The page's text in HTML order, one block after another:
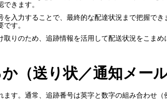
きます。
入力することで、最終的な配達状況まで把握で
す。
りのため、追跡情報を活用して配送状況をこまめ
（送り状／通知メール
す。通常、追跡番号は英字と数字の組み合わせ